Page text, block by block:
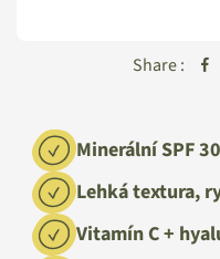
Share :
Minerální SPF
Lehká textura,
Vitamín C +